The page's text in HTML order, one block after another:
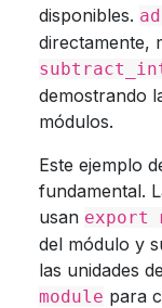
disponibles.
directamente,
demostrando
módulos.
Este ejemplo
fundamental.
usan export
del módulo y
las unidades
module para